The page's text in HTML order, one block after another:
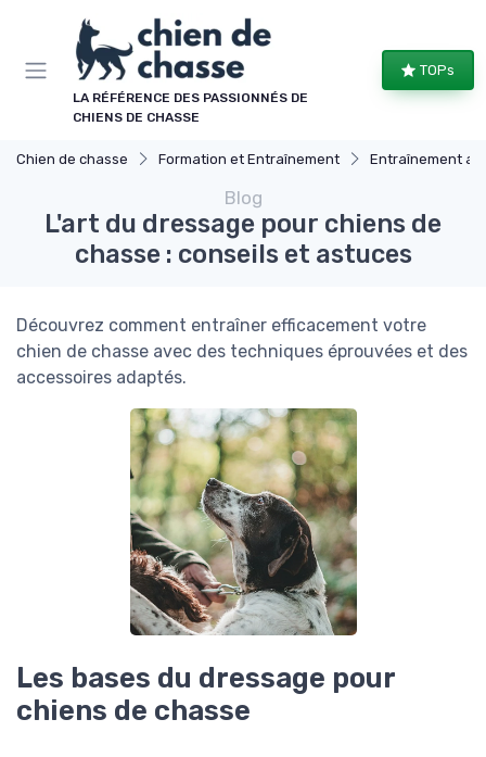
LA RÉFÉRENCE DES PASSIONNÉS DE
CHIENS DE CHASSE
TOPs
Chien de chasse Formation et Entraînement Entraînement
Blog
L'art du dressage pour chiens de
chasse : conseils et astuces
Découvrez comment entraîner efficacement votre
chien de chasse avec des techniques éprouvées et des
accessoires adaptés.
Les bases du dressage pour
chiens de chasse
Panneau de gestion des cookies